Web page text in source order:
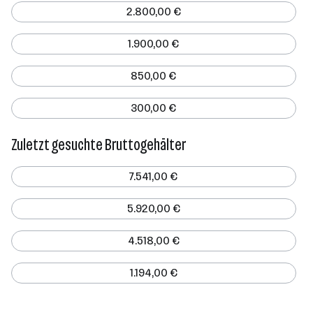
2.800,00 €
1.900,00 €
850,00 €
300,00 €
Zuletzt gesuchte Bruttogehälter
7.541,00 €
5.920,00 €
4.518,00 €
1.194,00 €